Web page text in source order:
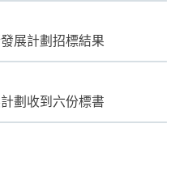
展計劃招標結果
劃收到六份標書